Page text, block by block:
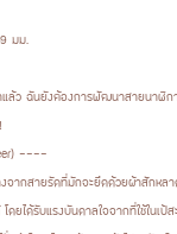
มม.
ล้ว ฉันยังต้องการพัฒนาสายนาฬิก
----
จากสายรัดที่มักจะยึดด้วยผ้าสักหล
ยได้รับแรงบันดาลใจจากที่ใช้ในเ